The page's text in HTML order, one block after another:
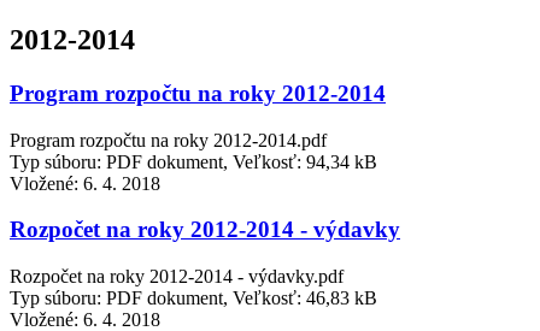
2012-2014
Program rozpočtu na roky 2012-2014
Program rozpočtu na roky 2012-2014.pdf
Typ súboru: PDF dokument, Veľkosť: 94,34 kB
Vložené: 6. 4. 2018
Rozpočet na roky 2012-2014 - výdavky
Rozpočet na roky 2012-2014 - výdavky.pdf
Typ súboru: PDF dokument, Veľkosť: 46,83 kB
Vložené: 6. 4. 2018